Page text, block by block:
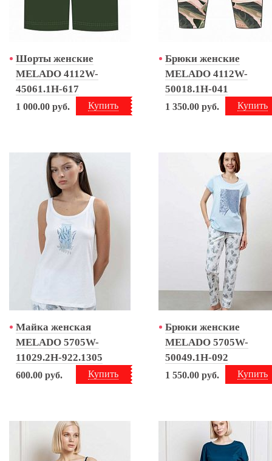
Шорты женские
MELADO 4112W-
45061.1H-617
Купить
1 000.00 руб.
Брюки женские
MELADO 4112W-
50018.1H-041
Купить
1 350.00 руб.
Майка женская
MELADO 5705W-
11029.2H-922.1305
Купить
600.00 руб.
Брюки женские
MELADO 5705W-
50049.1H-092
Купить
1 550.00 руб.